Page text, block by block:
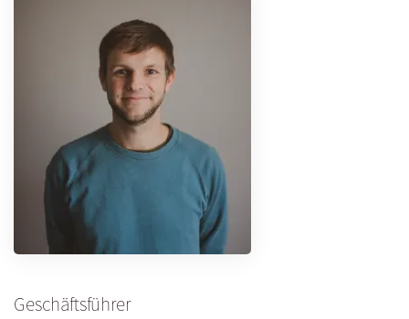
Geschäftsführer